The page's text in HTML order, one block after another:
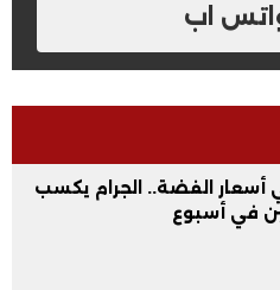
اب
أسعار الفضة.. الجرام يكسب
في أسبوع